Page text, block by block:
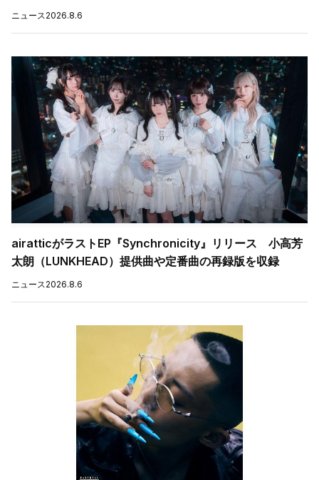
ニュース 2026.8.6
airatticがラストEP『Synchronicity』リリース 小高芳
太朗（LUNKHEAD）提供曲や定番曲の再録版を収録
ニュース 2026.8.6